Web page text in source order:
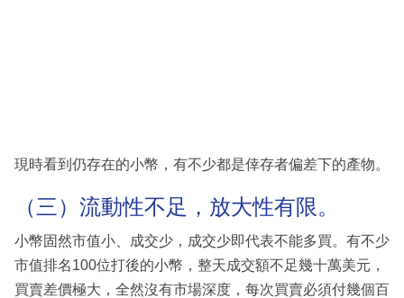
現時看到仍存在的小幣，有不少都是倖存者偏差下的產物。
（三）流動性不足，放大性有限。
小幣固然市值小、成交少，成交少即代表不能多買。有不少
市值排名100位打後的小幣，整天成交額不足幾十萬美元，
買賣差價極大，全然沒有市場深度，每次買賣必須付幾個百